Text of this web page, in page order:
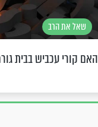
שאל את הרב
האם קורי עכביש בבית